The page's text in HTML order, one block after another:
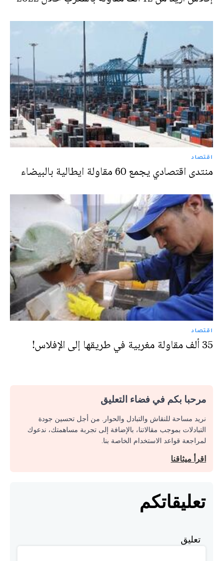
اقتصاد
منتدى اقتصادي يجمع 60 مقاولة ايطالية بالبيضاء
اقتصاد
35 ألف مقاولة مغربية في طريقها إلى الإفلاس!
مرحبا بكم في فضاء التعليق
نريد مساحة للنقاش والتبادل والحوار. من أجل تحسين جودة
التبادلات بموجب مقالاتنا، بالإضافة إلى تجربة مساهمتك، ندعوك
لمراجعة قواعد الاستخدام الخاصة بنا.
اقرأ ميثاقنا
تعليقاتكم
تعليق